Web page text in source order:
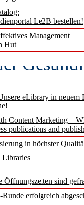
Le2B bestellen!
Management
Hut
eLibrary in neuem
Content Marketing –
publications and
in höchster
Libraries
Öffnungszeiten sind
erfolgreich